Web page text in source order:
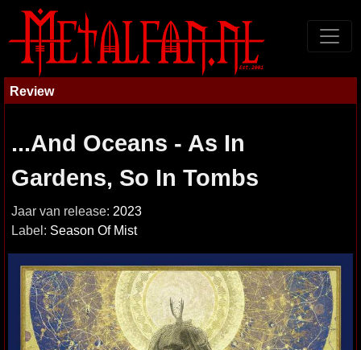
Review
...And Oceans - As In
Gardens, So In Tombs
Jaar van release: 2023
Label: Season Of Mist